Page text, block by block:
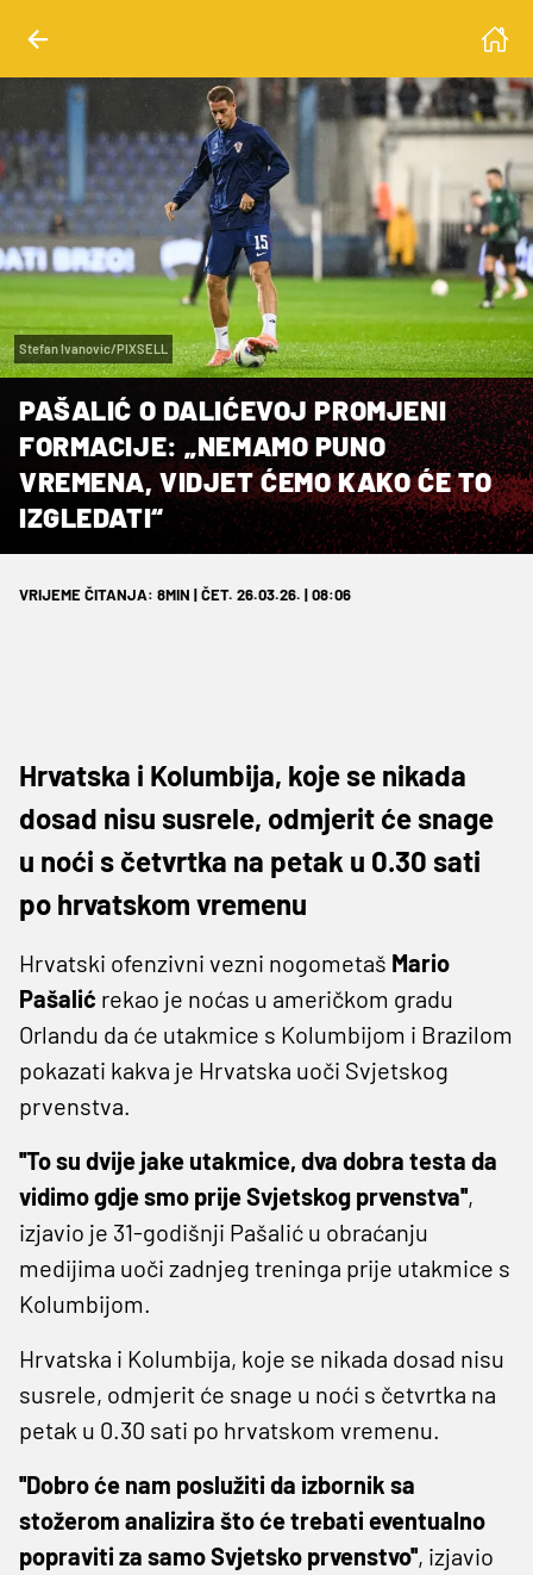
Stefan Ivanovic/PIXSELL
PAŠALIĆ O DALIĆEVOJ PROMJENI
FORMACIJE: „NEMAMO PUNO
VREMENA, VIDJET ĆEMO KAKO ĆE TO
IZGLEDATI“
VRIJEME ČITANJA: 8MIN | ČET. 26.03.26. | 08:06
Hrvatska i Kolumbija, koje se nikada
dosad nisu susrele, odmjerit će snage
u noći s četvrtka na petak u 0.30 sati
po hrvatskom vremenu
Hrvatski ofenzivni vezni nogometaš Mario
Pašalić rekao je noćas u američkom gradu
Orlandu da će utakmice s Kolumbijom i Brazilom
pokazati kakva je Hrvatska uoči Svjetskog
prvenstva.
''To su dvije jake utakmice, dva dobra testa da
vidimo gdje smo prije Svjetskog prvenstva'',
izjavio je 31-godišnji Pašalić u obraćanju
medijima uoči zadnjeg treninga prije utakmice s
Kolumbijom.
Hrvatska i Kolumbija, koje se nikada dosad nisu
susrele, odmjerit će snage u noći s četvrtka na
petak u 0.30 sati po hrvatskom vremenu.
''Dobro će nam poslužiti da izbornik sa
stožerom analizira što će trebati eventualno
popraviti za samo Svjetsko prvenstvo'', izjavio